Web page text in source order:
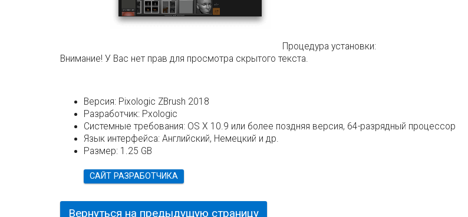
Процедура установки:
Внимание! У Вас нет прав для просмотра скрытого текста.
Версия: Pixologic ZBrush 2018
Разработчик: Pxologic
Системные требования: OS X 10.9 или более поздняя версия, 64-разрядный процессор
Язык интерфейса: Английский, Немецкий и др.
Размер: 1.25 GB
САЙТ РАЗРАБОТЧИКА
Вернуться на предыдущую страницу